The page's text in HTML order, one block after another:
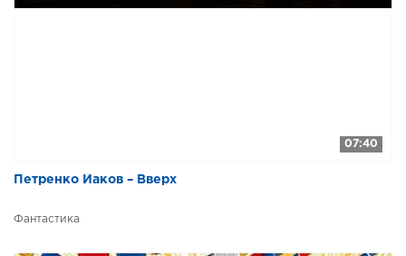
07:40
Петренко Иаков – Вверх
Фантастика